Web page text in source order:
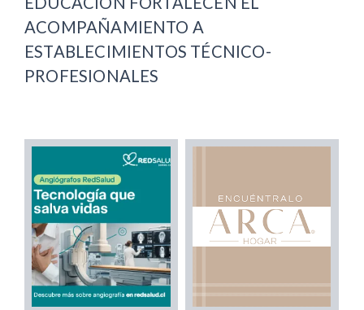
ACOMPAÑAMIENTO A
ESTABLECIMIENTOS TÉCNICO-
PROFESIONALES